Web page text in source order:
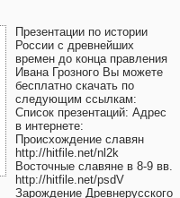
Презентации по истории
России с древнейших
времен до конца правления
Ивана Грозного Вы можете
бесплатно скачать по
следующим ссылкам:
Список презентаций: Адрес
в интернете:
Происхождение славян
http://hitfile.net/nl2k
Восточные славяне в 8-9 вв.
http://hitfile.net/psdV
Зарождение Древнерусского